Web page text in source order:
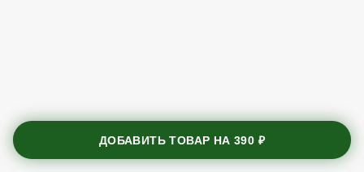
ДОБАВИТЬ ТОВАР НА390 ₽